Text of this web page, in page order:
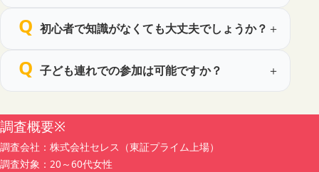
年代
お住いの都道府県
同伴者情報（お名前・年代・性別・申込者との続柄）
ら任意にご提供いただく情報
4. 個人情報の取得方法
当社は、主として当社が運営するウェブサイト等に設置す
初心者で知識がなくても大丈夫でしょうか？
子ども連れでの参加は可能ですか？
調査概要※
調査会社：株式会社セレス（東証プライム上場）
調査対象：20～60代女性